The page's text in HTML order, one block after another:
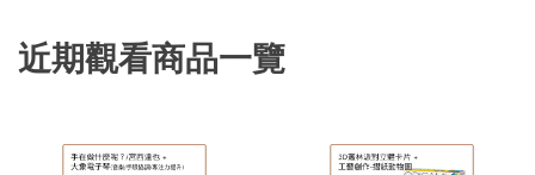
近期觀看商品一覽